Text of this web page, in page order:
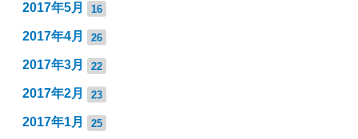
2017年5月 16
2017年4月 26
2017年3月 22
2017年2月 23
2017年1月 25